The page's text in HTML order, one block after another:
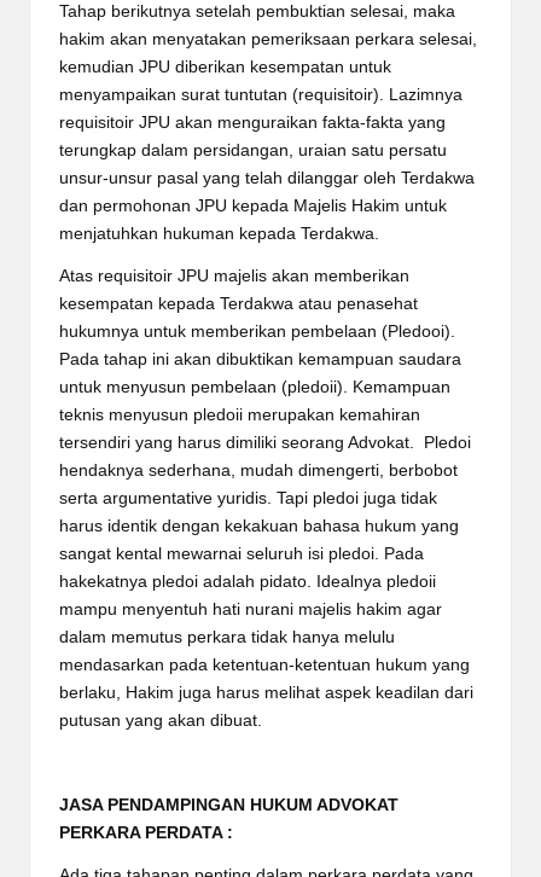
Tahap berikutnya setelah pembuktian selesai, maka
hakim akan menyatakan pemeriksaan perkara selesai,
kemudian JPU diberikan kesempatan untuk
menyampaikan surat tuntutan (requisitoir). Lazimnya
requisitoir JPU akan menguraikan fakta-fakta yang
terungkap dalam persidangan, uraian satu persatu
unsur-unsur pasal yang telah dilanggar oleh Terdakwa
dan permohonan JPU kepada Majelis Hakim untuk
menjatuhkan hukuman kepada Terdakwa.
Atas requisitoir JPU majelis akan memberikan
kesempatan kepada Terdakwa atau penasehat
hukumnya untuk memberikan pembelaan (Pledooi).
Pada tahap ini akan dibuktikan kemampuan saudara
untuk menyusun pembelaan (pledoii). Kemampuan
teknis menyusun pledoii merupakan kemahiran
tersendiri yang harus dimiliki seorang Advokat. Pledoi
hendaknya sederhana, mudah dimengerti, berbobot
serta argumentative yuridis. Tapi pledoi juga tidak
harus identik dengan kekakuan bahasa hukum yang
sangat kental mewarnai seluruh isi pledoi. Pada
hakekatnya pledoi adalah pidato. Idealnya pledoii
mampu menyentuh hati nurani majelis hakim agar
dalam memutus perkara tidak hanya melulu
mendasarkan pada ketentuan-ketentuan hukum yang
berlaku, Hakim juga harus melihat aspek keadilan dari
putusan yang akan dibuat.
JASA PENDAMPINGAN HUKUM ADVOKAT
PERKARA PERDATA :